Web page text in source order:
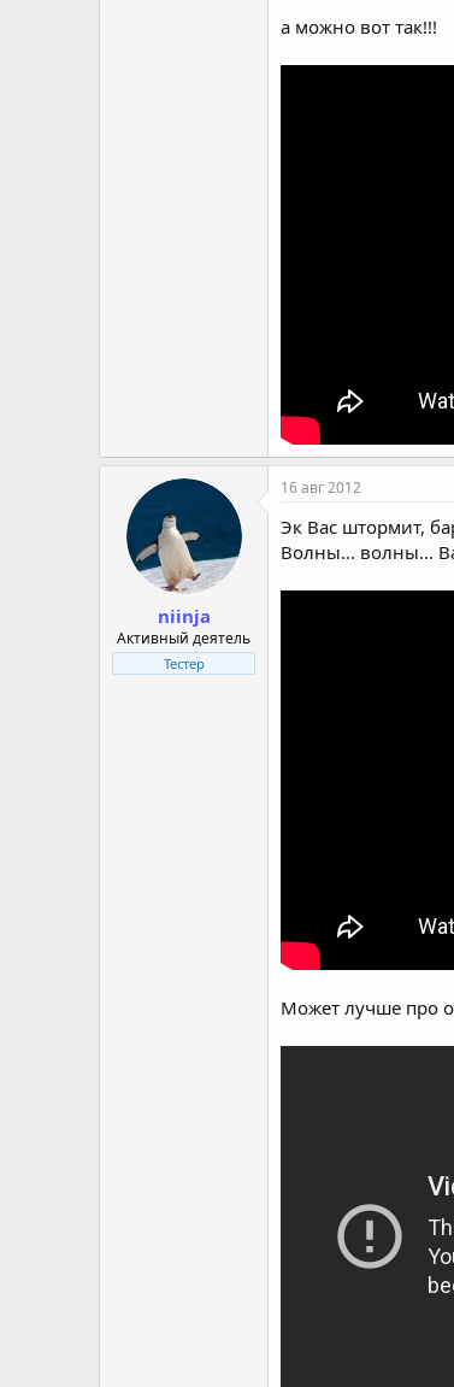
а можно вот так!!!
niinja
Активный деятель
Тестер
16 авг 2012
Эк Вас штормит,
Волны... волны...
Может лучше про